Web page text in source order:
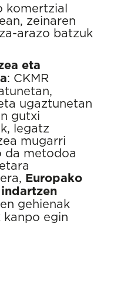
komertzial
zeinaren
arazo batzuk
eta
: CKMR
ugaztunetan
gutxi
legatz
mugarri
da metodoa
Europako
gehienak
kanpo egin